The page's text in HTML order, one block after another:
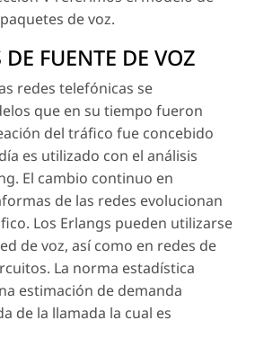
de voz.
FUENTE DE VOZ
redes telefónicas se
que en su tiempo fueron
del tráfico fue concebido
es utilizado con el análisis
El cambio continuo en
de las redes evolucionan
Los Erlangs pueden utilizarse
de voz, así como en redes de
La norma estadística
estimación de demanda
de la llamada la cual es